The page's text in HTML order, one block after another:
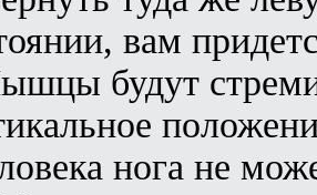
вам
будут
нога не